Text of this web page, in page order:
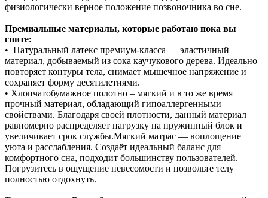
физиологически верное положение позвоночника во сне.
Премиальные материалы, которые работаю пока вы
спите:
• Натуральный латекс премиум‑класса — эластичный
материал, добываемый из сока каучукового дерева. Идеально
повторяет контуры тела, снимает мышечное напряжение и
сохраняет форму десятилетиями.
• Хлопчатобумажное полотно – мягкий и в то же время
прочный материал, обладающий гипоаллергенными
свойствами. Благодаря своей плотности, данный материал
равномерно распределяет нагрузку на пружинный блок и
увеличивает срок службы.Мягкий матрас — воплощение
уюта и расслабления. Создаёт идеальный баланс для
комфортного сна, подходит большинству пользователей.
Погрузитесь в ощущение невесомости и позвольте телу
полностью отдохнуть.